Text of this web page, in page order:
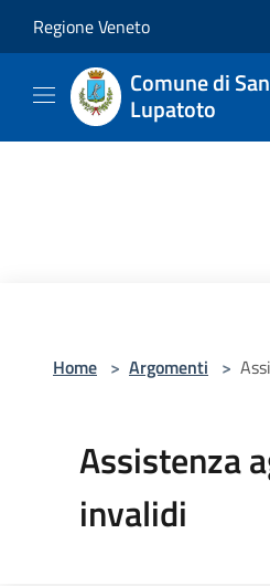
Regione Veneto
Comune di
Lupatoto
Home > Argomenti >
Assistenza
invalidi